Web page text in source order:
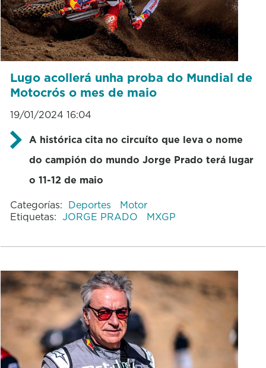
Lugo acollerá unha proba do Mundial de
Motocrós o mes de maio
19/01/2024 16:04
A histórica cita no circuíto que leva o nome
do campión do mundo Jorge Prado terá lugar
o 11-12 de maio
Categorías: Deportes
Motor
Etiquetas: JORGE PRADO MXGP